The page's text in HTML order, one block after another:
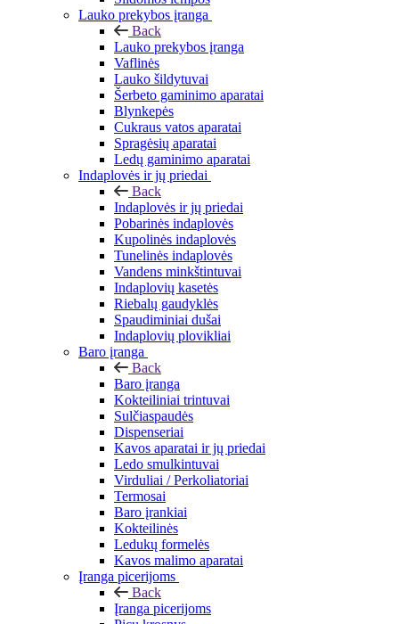
Lauko prekybos įranga
Back
Lauko prekybos įranga
Vaflinės
Lauko šildytuvai
Šerbeto gaminimo aparatai
Blynkepės
Cukraus vatos aparatai
Spragėsių aparatai
Ledų gaminimo aparatai
Indaplovės ir jų priedai
Back
Indaplovės ir jų priedai
Pobarinės indaplovės
Kupolinės indaplovės
Tunelinės indaplovės
Vandens minkštintuvai
Indaplovių kasetės
Riebalų gaudyklės
Spaudiminiai dušai
Indaplovių plovikliai
Baro įranga
Back
Baro įranga
Kokteiliniai trintuvai
Sulčiaspaudės
Dispenseriai
Kavos aparatai ir jų priedai
Ledo smulkintuvai
Virduliai / Perkoliatoriai
Termosai
Baro įrankiai
Kokteilinės
Ledukų formelės
Kavos malimo aparatai
Įranga picerijoms
Back
Įranga picerijoms